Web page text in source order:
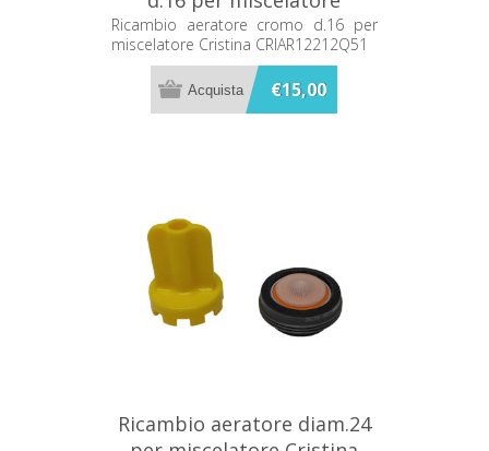
Cristina CRIAR12212Q51
Ricambio aeratore cromo d.16 per
miscelatore Cristina CRIAR12212Q51
€15,00
Ricambio aeratore diam.24